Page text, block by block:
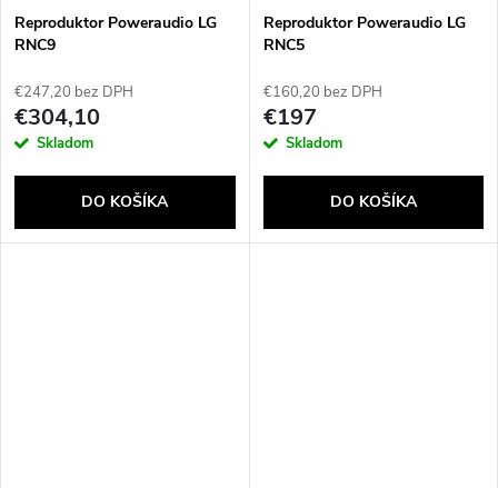
Reproduktor Poweraudio LG
RNC9
€247,20 bez DPH
€304,10
Skladom
DO KOŠÍKA
Reproduktor Poweraudio LG
RNC5
€160,20 bez DPH
€197
Skladom
DO KOŠÍKA